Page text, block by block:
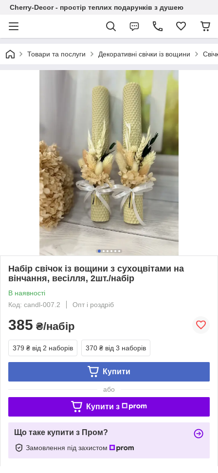
Cherry-Decor - простір теплих подарунків з душею
Товари та послуги Декоративні свічки із вощини
Набір свічок із вощини з сухоцвітами на
вінчання, весілля, 2шт./набір
В наявності
Код: candl-007.2
Опт і роздріб
385 ₴/набір
379 ₴ від 2 наборів 370 ₴ від 3 наборів
Купити
або
Купити з
Що таке купити з Пром?
Замовлення під захистом